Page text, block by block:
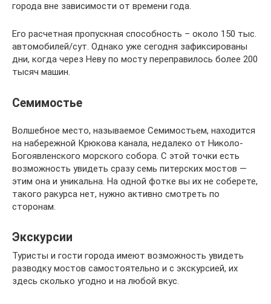
города вне зависимости от времени года.
Его расчетная пропускная способность – около 150 тыс.
автомобилей/сут. Однако уже сегодня зафиксированы
дни, когда через Неву по мосту переправилось более 200
тысяч машин.
Семимостье
Волшебное место, называемое Семимостьем, находится
на набережной Крюкова канала, недалеко от Николо-
Богоявленского морского собора. С этой точки есть
возможность увидеть сразу семь питерских мостов —
этим она и уникальна. На одной фотке вы их не соберете,
такого ракурса нет, нужно активно смотреть по
сторонам.
Экскурсии
Туристы и гости города имеют возможность увидеть
разводку мостов самостоятельно и с экскурсией, их
здесь сколько угодно и на любой вкус.